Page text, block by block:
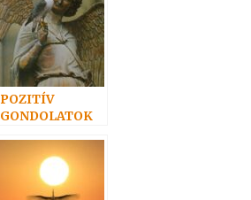
POZITÍV
GONDOLATOK